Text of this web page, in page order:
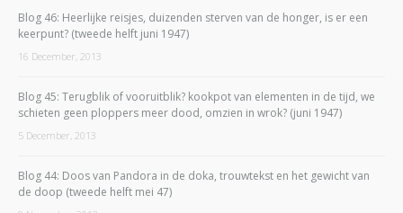
Blog 46: Heerlijke reisjes, duizenden sterven van de honger, is er een
keerpunt? (tweede helft juni 1947)
16 December, 2013
Blog 45: Terugblik of vooruitblik? kookpot van elementen in de tijd, we
schieten geen ploppers meer dood, omzien in wrok? (juni 1947)
5 December, 2013
Blog 44: Doos van Pandora in de doka, trouwtekst en het gewicht van
de doop (tweede helft mei 47)